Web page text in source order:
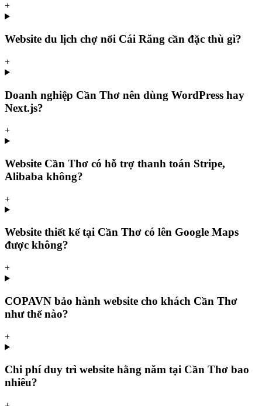
+
Website du lịch chợ nổi Cái Răng cần đặc thù gì?
+
Doanh nghiệp Cần Thơ nên dùng WordPress hay
Next.js?
+
Website Cần Thơ có hỗ trợ thanh toán Stripe,
Alibaba không?
+
Website thiết kế tại Cần Thơ có lên Google Maps
được không?
+
COPAVN bảo hành website cho khách Cần Thơ
như thế nào?
+
Chi phí duy trì website hằng năm tại Cần Thơ bao
nhiêu?